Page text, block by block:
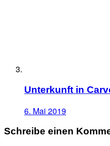
Unterkunft in
6. Mai 2019
Schreibe einen